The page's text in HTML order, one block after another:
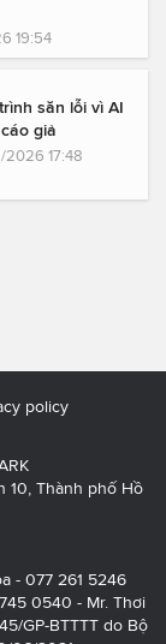
19:54
săn lỗi vì AI
giả
17:48
policy
10, Thành phố Hồ
- 077 261 5246
0540 - Mr. Thơi
GP-BTTTT do Bộ